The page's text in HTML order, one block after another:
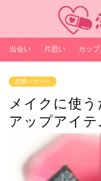
出会い 片思い カッ
恋愛ハウツー
メイクに使
アップアイ